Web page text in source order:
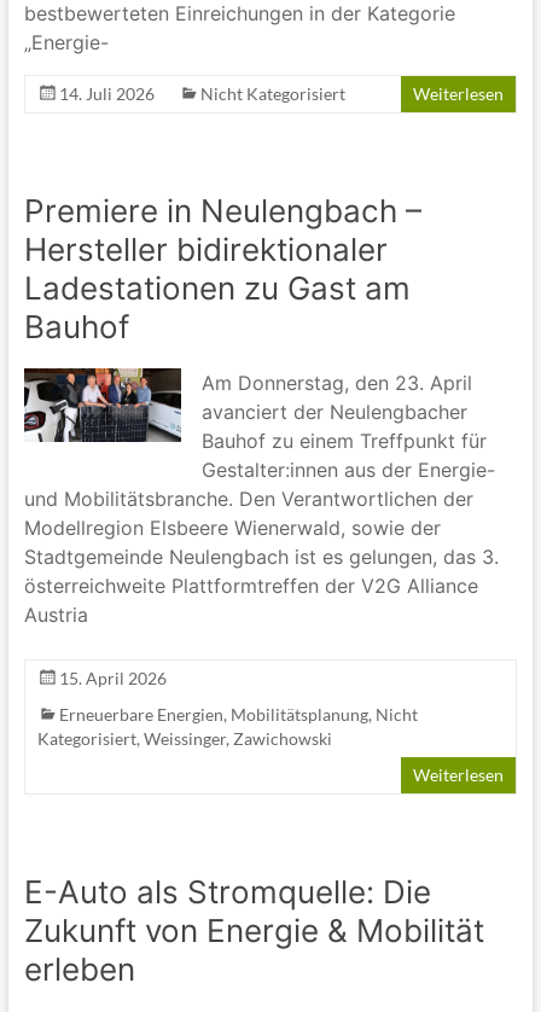
bestbewerteten Einreichungen in der Kategorie
„Energie-
14. Juli 2026 Nicht Kategorisiert Weiterlesen
Premiere in Neulengbach –
Hersteller bidirektionaler
Ladestationen zu Gast am
Bauhof
Am Donnerstag, den 23. April
avanciert der Neulengbacher
Bauhof zu einem Treffpunkt für
Gestalter:innen aus der Energie-
und Mobilitätsbranche. Den Verantwortlichen der
Modellregion Elsbeere Wienerwald, sowie der
Stadtgemeinde Neulengbach ist es gelungen, das 3.
österreichweite Plattformtreffen der V2G Alliance
Austria
15. April 2026
Erneuerbare Energien, Mobilitätsplanung, Nicht
Kategorisiert, Weissinger, Zawichowski
Weiterlesen
E-Auto als Stromquelle: Die
Zukunft von Energie & Mobilität
erleben